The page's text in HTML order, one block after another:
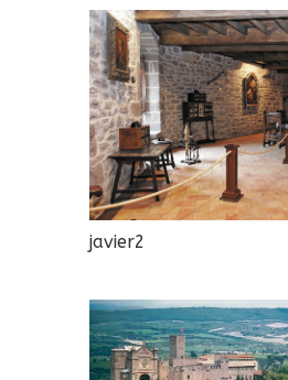
javier2